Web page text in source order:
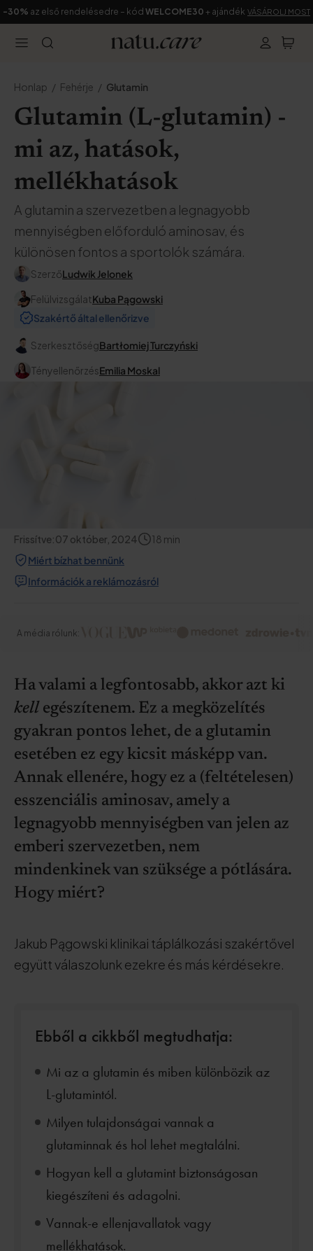
-30% az első rendelésedre – kód WELCOME30 + ajándék VÁSÁROLJ MOST
Honlap Fehérje Glutamin
Glutamin (L-glutamin) -
mi az, hatások,
mellékhatások
A glutamin a szervezetben a legnagyobb
mennyiségben előforduló aminosav, és
különösen fontos a sportolók számára.
SzerzőLudwik Jelonek
FelülvizsgálatKuba Pągowski
Szakértő által ellenőrizve
SzerkesztőségBartłomiej Turczyński
TényellenőrzésEmilia Moskal
Frissítve:07 október, 2024 18 min
Miért bízhat bennünk
Információk a reklámozásról
A média rólunk:
Ha valami a legfontosabb, akkor azt ki
kell egészítenem. Ez a megközelítés
gyakran pontos lehet, de a glutamin
esetében ez egy kicsit másképp van.
Annak ellenére, hogy ez a (feltételesen)
esszenciális aminosav, amely a
legnagyobb mennyiségben van jelen az
emberi szervezetben, nem
mindenkinek van szüksége a pótlására.
Hogy miért?
Jakub Pągowski klinikai táplálkozási szakértővel
együtt válaszolunk ezekre és más kérdésekre.
Ebből a cikkből megtudhatja:
Mi az a glutamin és miben különbözik az
L-glutamintól.
Milyen tulajdonságai vannak a
glutaminnak és hol lehet megtalálni.
Hogyan kell a glutamint biztonságosan
kiegészíteni és adagolni.
Vannak-e ellenjavallatok vagy
mellékhatások.